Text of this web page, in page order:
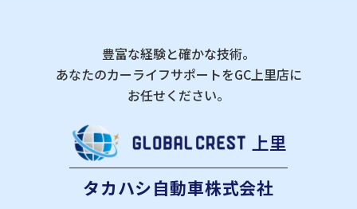
豊富な経験と確かな技術。
あなたのカーライフサポートをGC上里店に
お任せください。
上里
タカハシ自動車株式会社